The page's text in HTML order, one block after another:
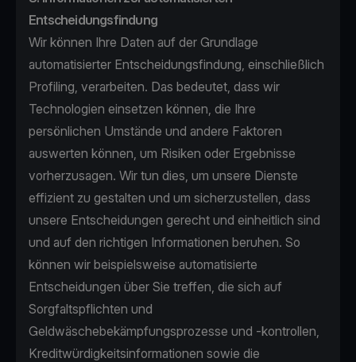
Entscheidungsfindung
Wir können Ihre Daten auf der Grundlage
automatisierter Entscheidungsfindung, einschließlich
Profiling, verarbeiten. Das bedeutet, dass wir
Technologien einsetzen können, die Ihre
persönlichen Umstände und andere Faktoren
auswerten können, um Risiken oder Ergebnisse
vorherzusagen. Wir tun dies, um unsere Dienste
effizient zu gestalten und um sicherzustellen, dass
unsere Entscheidungen gerecht und einheitlich sind
und auf den richtigen Informationen beruhen. So
können wir beispielsweise automatisierte
Entscheidungen über Sie treffen, die sich auf
Sorgfaltspflichten und
Geldwäschebekämpfungsprozesse und -kontrollen,
Kreditwürdigkeitsinformationen sowie die